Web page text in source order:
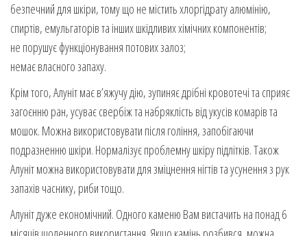
безпечний для шкіри, тому що не містить хлоргідрату алюмінію,
спиртів, емульгаторів та інших шкідливих хімічних компонентів;
не порушує функціонування потових залоз;
немає власного запаху.
Крім того, Алуніт має в’яжучу дію, зупиняє дрібні кровотечі та сприяє
загоєнню ран, усуває свербіж та набряклість від укусів комарів та
мошок. Можна використовувати після гоління, запобігаючи
подразненню шкіри. Нормалізує проблемну шкіру підлітків. Також
Алуніт можна використовувати для зміцнення нігтів та усунення з рук
запахів часнику, риби тощо.
Алуніт дуже економічний. Одного каменю Вам вистачить на понад 6